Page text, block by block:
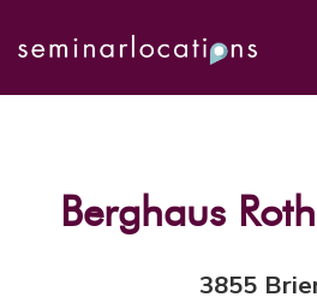
Berghaus
3855